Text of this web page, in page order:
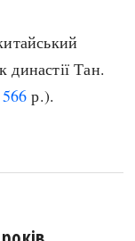
Тан.
566 р.).